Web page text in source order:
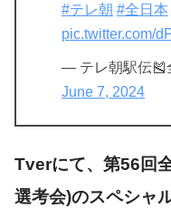
#テレ朝 #全日本
pic.twitter.com/
— テレ朝駅伝🎽
June 7, 2024
Tverにて、第56回
選考会)のスペシャ